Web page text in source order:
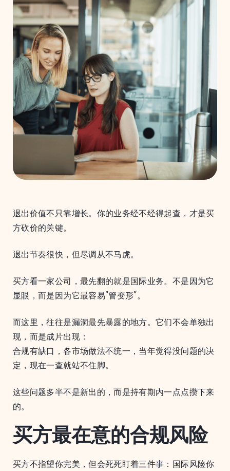
退出价值不只靠增长。你的业务经不经得起查，才是买
方砍价的关键。
退出节奏很快，但尽调从不马虎。
买方看一家公司，最先翻的就是国际业务。不是因为它
显眼，而是因为它最容易“管变形”。
而这里，往往是漏洞最先暴露的地方。它们不会单独出
现，而是成片出现：
合规有缺口，各市场做法不统一，当年觉得没问题的决
定，现在一查就站不住脚。
这些问题多半不是新出的，而是持有期内一点点攒下来
的。
买方最在意的合规风险
买方不指望你完美，但会死死盯着三件事：国际风险你